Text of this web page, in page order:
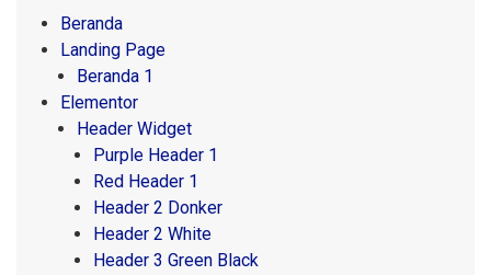
Beranda
Landing Page
Beranda 1
Elementor
Header Widget
Purple Header 1
Red Header 1
Header 2 Donker
Header 2 White
Header 3 Green Black